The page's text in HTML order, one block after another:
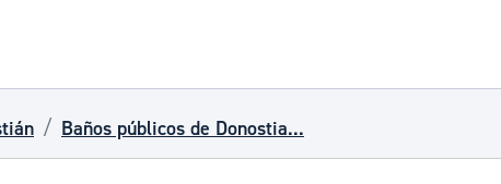
Baños públicos de Donostia...